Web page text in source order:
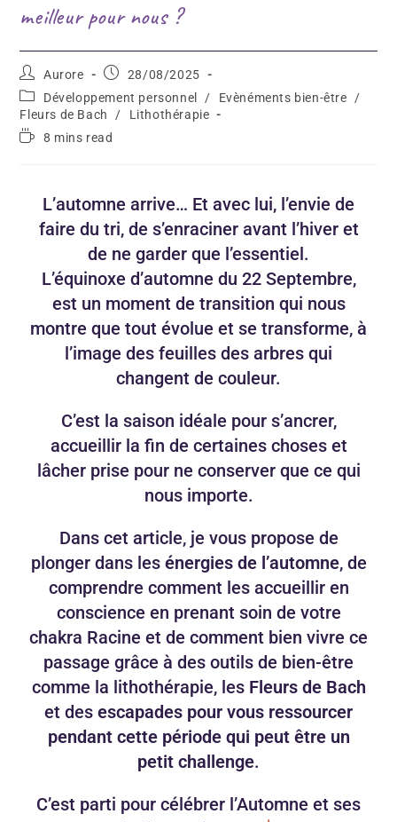
meilleur pour nous ?
Aurore
28/08/2025
Développement personnel
/ Evènéments bien-être
/
Fleurs de Bach
/
Lithothérapie
8 mins read
L’automne arrive… Et avec lui, l’envie de
faire du tri, de s’enraciner avant l’hiver et
de ne garder que l’essentiel.
L’équinoxe d’automne du 22 Septembre,
est un moment de transition qui nous
montre que tout évolue et se transforme, à
l’image des feuilles des arbres qui
changent de couleur.
C’est la saison idéale pour s’ancrer,
accueillir la fin de certaines choses et
lâcher prise pour ne conserver que ce qui
nous importe.
Dans cet article, je vous propose de
plonger dans les énergies de l’automne, de
comprendre comment les accueillir en
conscience en prenant soin de votre
chakra Racine et de comment bien vivre ce
passage grâce à des outils de bien-être
comme la lithothérapie, les Fleurs de Bach
et des escapades pour vous ressourcer
pendant cette période qui peut être un
petit challenge.
C’est parti pour célébrer l’Automne et ses